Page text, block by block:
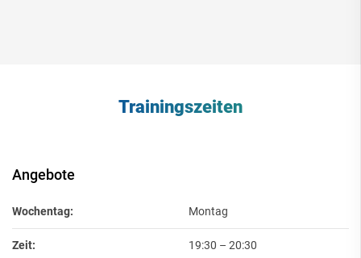
Trainingszeiten
Angebote
Wochentag: Montag
Zeit: 19:30 – 20:30